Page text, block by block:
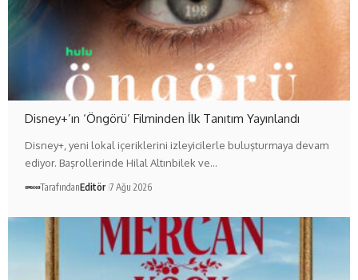
Disney+’ın ‘Öngörü’ Filminden İlk Tanıtım Yayınlandı
Disney+, yeni lokal içeriklerini izleyicilerle buluşturmaya devam
ediyor. Başrollerinde Hilal Altınbilek ve…
TarafındanEditör 7 Ağu 2026